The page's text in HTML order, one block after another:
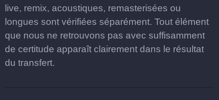
live, remix, acoustiques, remasterisées ou
longues sont vérifiées séparément. Tout élément
que nous ne retrouvons pas avec suffisamment
de certitude apparaît clairement dans le résultat
du transfert.